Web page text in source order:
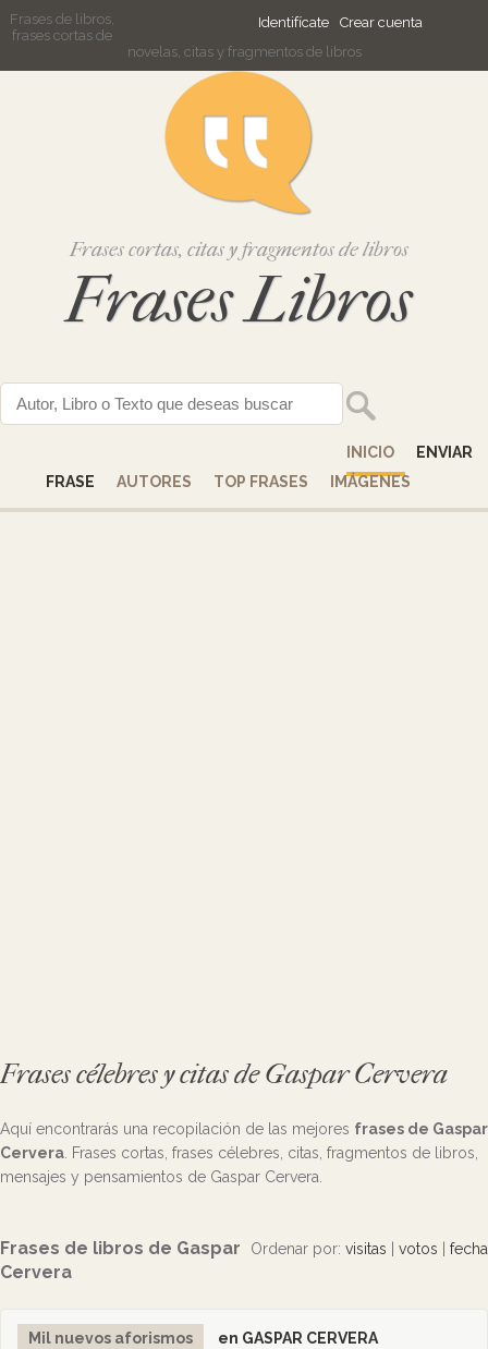
Identifícate Crear cuenta
Frases de libros,
frases cortas de
novelas, citas y fragmentos de libros
Frases cortas, citas y fragmentos de libros
Frases Libros
INICIO
ENVIAR
FRASE
AUTORES TOP FRASES IMÁGENES
Frases célebres y citas de Gaspar Cervera
Aquí encontrarás una recopilación de las mejores frases de Gaspar
Cervera . Frases cortas, frases célebres, citas, fragmentos de libros,
mensajes y pensamientos de Gaspar Cervera.
Ordenar por: visitas votos fecha
Frases de libros de Gaspar
Cervera
Mil nuevos aforismos en GASPAR CERVERA